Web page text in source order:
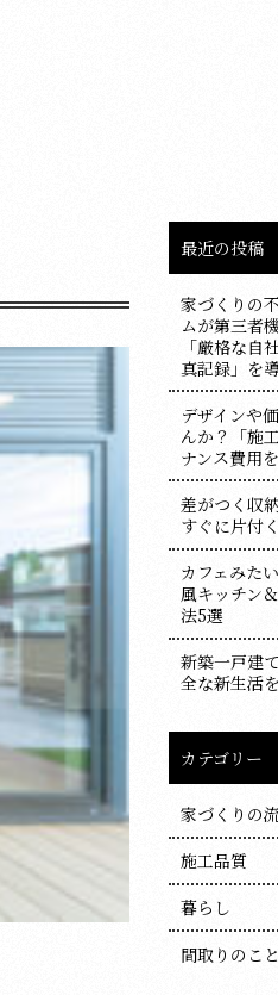
最近の投稿
家づくりの
ムが第三者
「厳格な自
真記録」を
デザインや
んか？「施
ナンス費用
差がつく収
すぐに片付
カフェみた
風キッチン
法5選
新築一戸建
全な新生活を
カテゴリー
家づくりの
施工品質
暮らし
間取りのこと